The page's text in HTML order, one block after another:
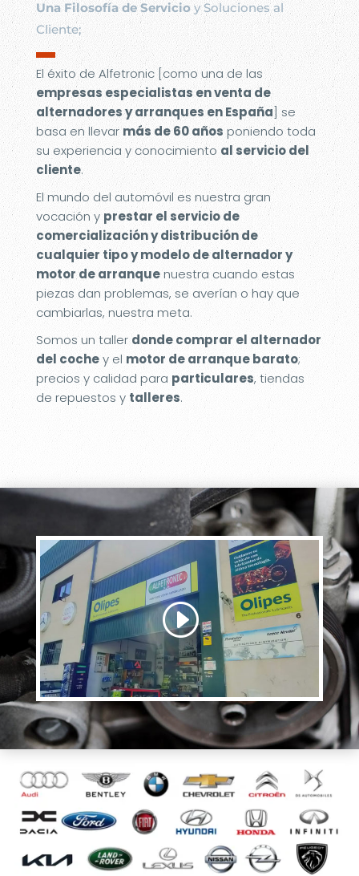
Una Filosofía de Servicioy Soluciones al
Cliente;
▬
El éxito de Alfetronic [como una de las
empresas especialistas en venta de
alternadores y arranques en España] se
basa en llevarmás de 60 años poniendo toda
su experiencia y conocimiento al servicio del
cliente.
El mundo del automóvil es nuestra gran
vocación y prestar el servicio de
comercialización y distribución de
cualquier tipo y modelo de alternador y
motor de arranquenuestra cuando estas
piezas dan problemas, se averían o hay que
cambiarlas, nuestra meta.
Somos un tallerdonde comprar el alternador
del cochey el motor de arranque barato;
precios y calidad para particulares, tiendas
de repuestos y talleres.